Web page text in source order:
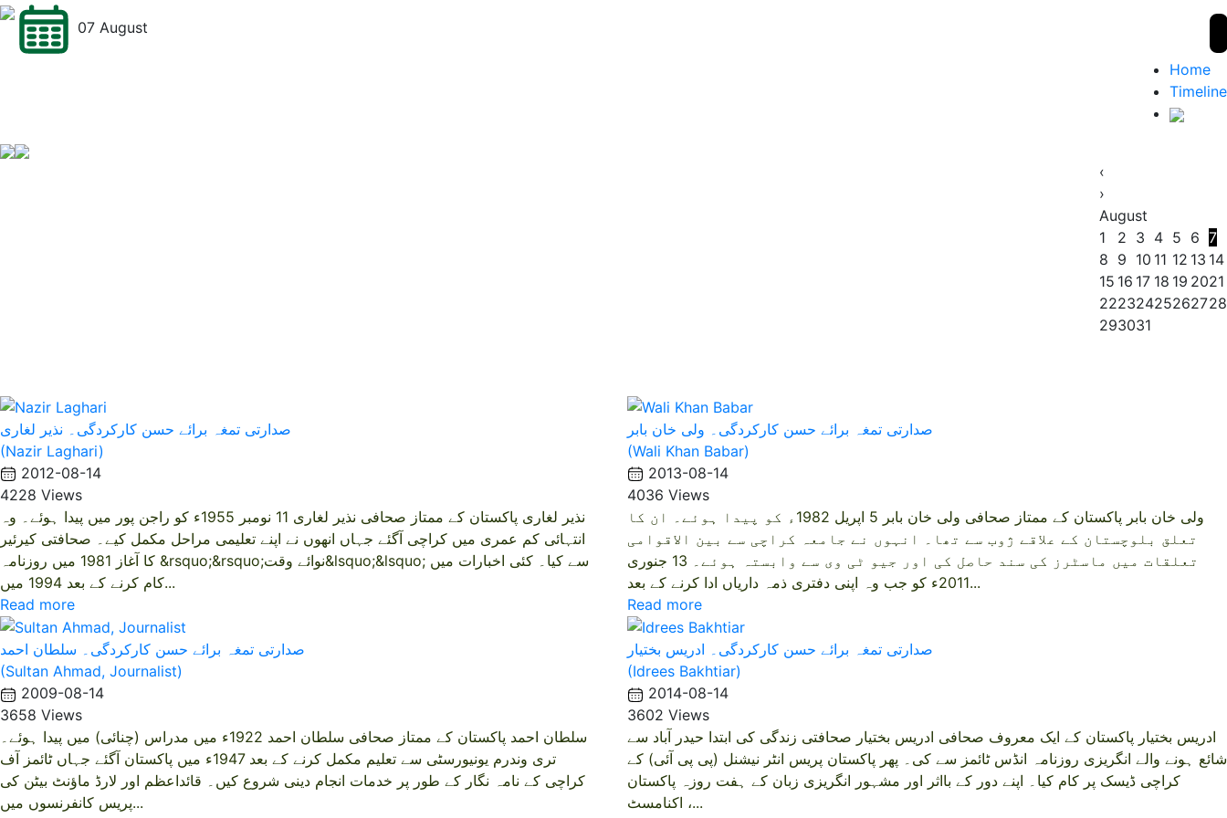
07 August
Home
Timeline
‹
›
August
1
2 3 4 5 6 7
8 9 10 11 12 13 14
15 16 17 18 19 2021
22232425262728
293031
صدارتی تمغہ برائے حسن کارکردگی۔ نذیر لغاری
(Nazir Laghari)
2012-08-14
4228 Views
نذیر لغاری پاکستان کے ممتاز صحافی نذیر لغاری 11 نومبر 1955ء کو راجن پور میں پیدا ہوئے۔ وہ
انتہائی کم عمری میں کراچی آگئے جہاں انھوں نے اپنے تعلیمی مراحل مکمل کیے۔ صحافتی کیرئیر
کا آغاز 1981 میں روزنامہ &rsquo;&rsquo;نوائے وقت&lsquo;&lsquo; سے کیا۔ کئی اخبارات میں
کام کرنے کے بعد 1994 میں...
Read more
صدارتی تمغہ برائے حسن کارکردگی۔ ولی خان بابر
(Wali Khan Babar)
2013-08-14
4036 Views
ولی خان بابر پاکستان کے ممتاز صحافی ولی خان بابر 5 اپریل 1982ء کو پیدا ہوئے۔ ان کا
تعلق بلوچستان کے علاقے ژوب سے تھا۔ انہوں نے جامعہ کراچی سے بین الاقوامی
تعلقات میں ماسٹرز کی سند حاصل کی اور جیو ٹی وی سے وابستہ ہوئے۔ 13 جنوری
2011ء کو جب وہ اپنی دفتری ذمہ داریاں ادا کرنے کے بعد...
Read more
صدارتی تمغہ برائے حسن کارکردگی۔ سلطان احمد
(Sultan Ahmad, Journalist)
2009-08-14
3658 Views
سلطان احمد پاکستان کے ممتاز صحافی سلطان احمد 1922ء میں مدراس (چنائی) میں پیدا ہوئے۔
تری وندرم یونیورسٹی سے تعلیم مکمل کرنے کے بعد 1947ء میں پاکستان آگئے جہاں ٹائمز آف
کراچی کے نامہ نگار کے طور پر خدمات انجام دینی شروع کیں۔ قائداعظم اور لارڈ ماؤنٹ بیٹن کی
پریس کانفرنسوں میں...
صدارتی تمغہ برائے حسن کارکردگی۔ ادریس بختیار
(Idrees Bakhtiar)
2014-08-14
3602 Views
ادریس بختیار پاکستان کے ایک معروف صحافی ادریس بختیار صحافتی زندگی کی ابتدا حیدر آباد سے
شائع ہونے والے انگریزی روزنامہ انڈس ٹائمز سے کی۔ پھر پاکستان پریس انٹر نیشنل (پی پی آئی) کے
کراچی ڈیسک پر کام کیا۔ اپنے دور کے بااثر اور مشہور انگریزی زبان کے ہفت روزہ پاکستان
اکنامسٹ ،...